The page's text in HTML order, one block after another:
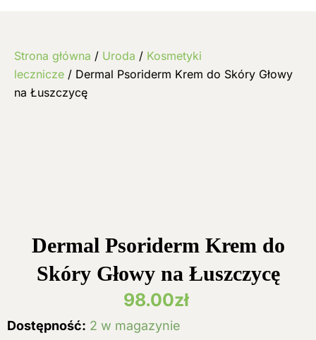
Strona główna / Uroda / Kosmetyki
lecznicze / Dermal Psoriderm Krem do Skóry Głowy
na Łuszczycę
Dermal Psoriderm Krem do
Skóry Głowy na Łuszczycę
98.00zł
Dostępność: 2 w magazynie
ilość